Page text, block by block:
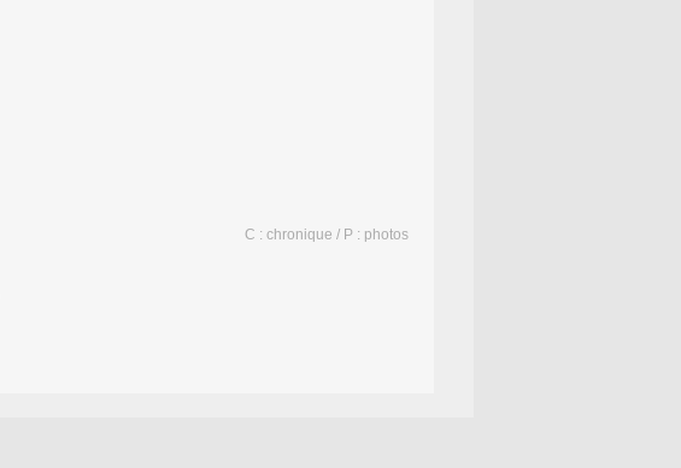
C : chronique / P : photos